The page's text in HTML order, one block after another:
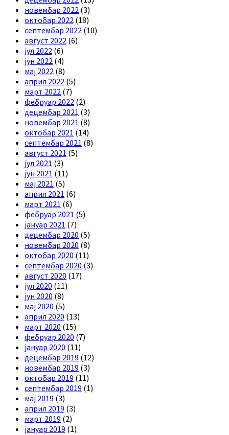
новембар 2022 (3)
октобар 2022 (18)
септембар 2022 (10)
август 2022 (6)
јул 2022 (6)
јун 2022 (4)
мај 2022 (8)
април 2022 (5)
март 2022 (7)
фебруар 2022 (2)
децембар 2021 (3)
новембар 2021 (8)
октобар 2021 (14)
септембар 2021 (8)
август 2021 (5)
јул 2021 (3)
јун 2021 (11)
мај 2021 (5)
април 2021 (6)
март 2021 (6)
фебруар 2021 (5)
јануар 2021 (7)
децембар 2020 (5)
новембар 2020 (8)
октобар 2020 (11)
септембар 2020 (3)
август 2020 (17)
јул 2020 (11)
јун 2020 (8)
мај 2020 (5)
април 2020 (13)
март 2020 (15)
фебруар 2020 (7)
јануар 2020 (11)
децембар 2019 (12)
новембар 2019 (3)
октобар 2019 (11)
септембар 2019 (1)
мај 2019 (3)
април 2019 (3)
март 2019 (2)
јануар 2019 (1)